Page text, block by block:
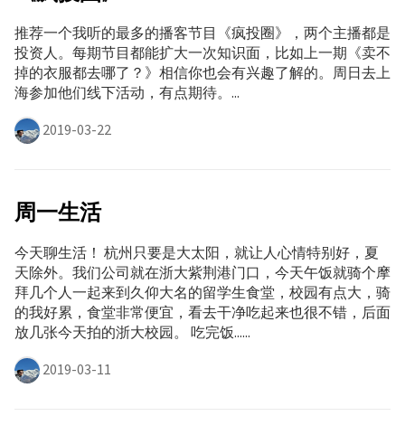
推荐一个我听的最多的播客节目《疯投圈》，两个主播都是
投资人。每期节目都能扩大一次知识面，比如上一期《卖不
掉的衣服都去哪了？》相信你也会有兴趣了解的。周日去上
海参加他们线下活动，有点期待。...
2019-03-22
周一生活
今天聊生活！ 杭州只要是大太阳，就让人心情特别好，夏
天除外。我们公司就在浙大紫荆港门口，今天午饭就骑个摩
拜几个人一起来到久仰大名的留学生食堂，校园有点大，骑
的我好累，食堂非常便宜，看去干净吃起来也很不错，后面
放几张今天拍的浙大校园。 吃完饭......
2019-03-11